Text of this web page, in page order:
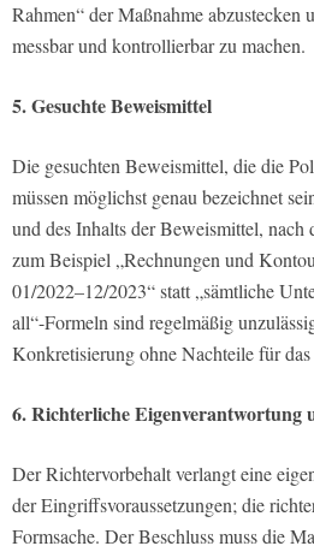
Rahmen“ der Maßnahme
messbar und kontrollierbar zu machen.
5. Gesuchte Beweismittel
Die gesuchten Beweismittel, die die
müssen möglichst genau bezeichnet
und des Inhalts der Beweismittel, nach
zum Beispiel „Rechnungen und
01/2022–12/2023“ statt „sämtliche
all“-Formeln sind regelmäßig
Konkretisierung ohne Nachteile für
6. Richterliche Eigenverantwortung
Der Richtervorbehalt verlangt eine
der Eingriffsvoraussetzungen; die
Formsache. Der Beschluss muss die